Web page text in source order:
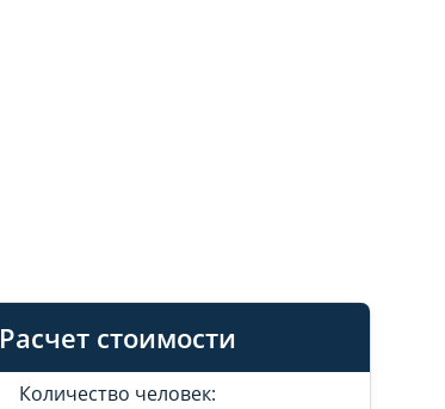
Расчет стоимости
Количество человек: